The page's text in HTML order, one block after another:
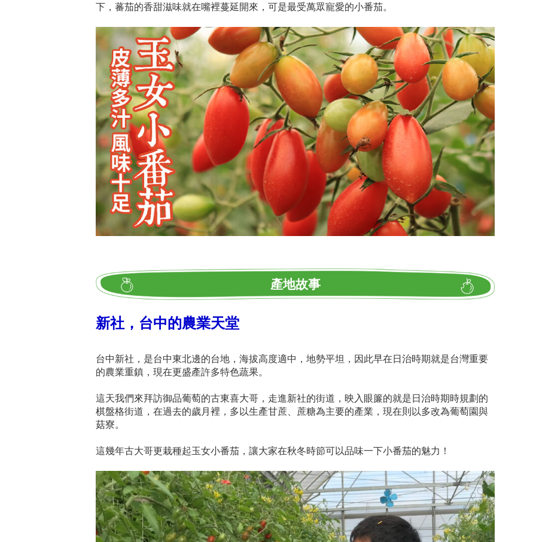
下，蕃茄的香甜滋味就在嘴裡蔓延開來，可是最受萬眾寵愛的小番茄。
產地故事
新社，台中的農業天堂
台中新社，是台中東北邊的台地，海拔高度適中，地勢平坦，因此早在日治時期就是台灣重要
的農業重鎮，現在更盛產許多特色蔬果。
這天我們來拜訪御品葡萄的古東喜大哥，走進新社的街道，映入眼簾的就是日治時期時規劃的
棋盤格街道，在過去的歲月裡，多以生產甘蔗、蔗糖為主要的產業，現在則以多改為葡萄園與
菇寮。
這幾年古大哥更栽種起玉女小番茄，讓大家在秋冬時節可以品味一下小番茄的魅力！